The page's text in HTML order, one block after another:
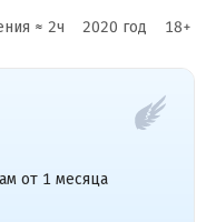
≈ 2ч 2020 год 18+
от 1 месяца